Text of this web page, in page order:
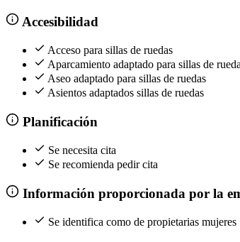
Accesibilidad
Acceso para sillas de ruedas
Aparcamiento adaptado para sillas de
Aseo adaptado para sillas de ruedas
Asientos adaptados sillas de ruedas
Planificación
Se necesita cita
Se recomienda pedir cita
Información proporcionada por la
Se identifica como de propietarias mujeres